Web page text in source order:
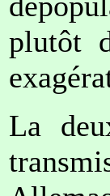
plutôt
La